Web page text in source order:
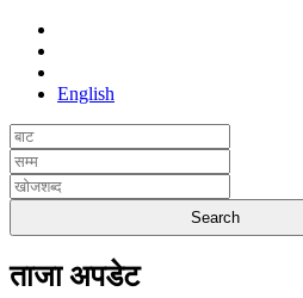
English
ताजा अपडेट